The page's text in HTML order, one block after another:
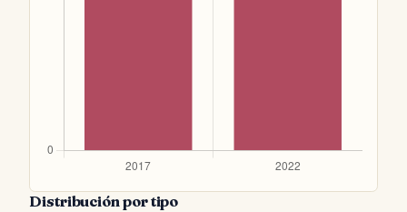
Distribución por tipo